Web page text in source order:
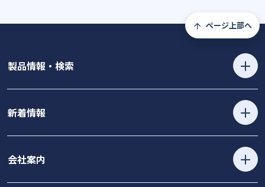
ページ上部へ
製品情報・検索
新着情報
会社案内